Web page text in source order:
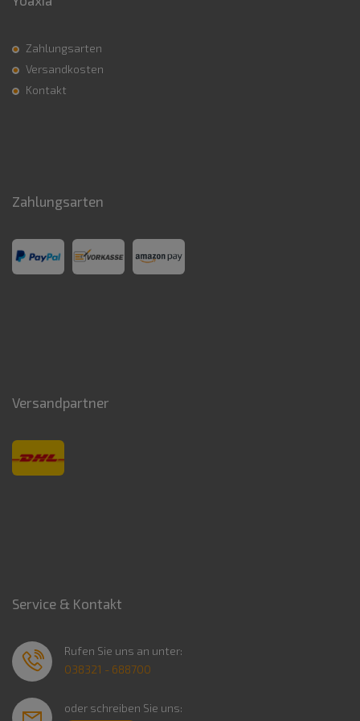
Zahlungsarten
Versandkosten
Kontakt
Zahlungsarten
Versandpartner
Service & Kontakt
Rufen Sie uns an unter:
038321 - 688700
oder schreiben Sie uns: